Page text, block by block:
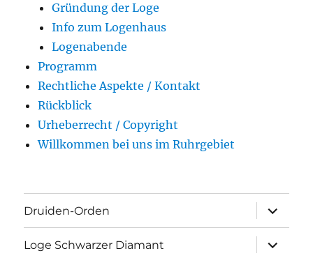
Gründung der Loge
Info zum Logenhaus
Logenabende
Programm
Rechtliche Aspekte / Kontakt
Rückblick
Urheberrecht / Copyright
Willkommen bei uns im Ruhrgebiet
Druiden-Orden
öffnen
Loge Schwarzer Diamant
öffnen